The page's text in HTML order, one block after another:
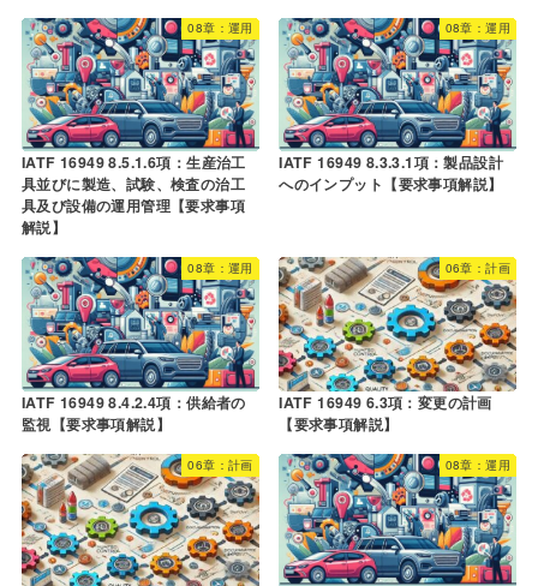
08章：運用
IATF 16949 8.5.1.6項：生産治工
具並びに製造、試験、検査の治工
具及び設備の運用管理【要求事項
解説】
08章：運用
IATF 16949 8.3.3.1項：製品設計
へのインプット【要求事項解説】
08章：運用
IATF 16949 8.4.2.4項：供給者の
監視【要求事項解説】
06章：計画
IATF 16949 6.3項：変更の計画
【要求事項解説】
06章：計画 08章：運用